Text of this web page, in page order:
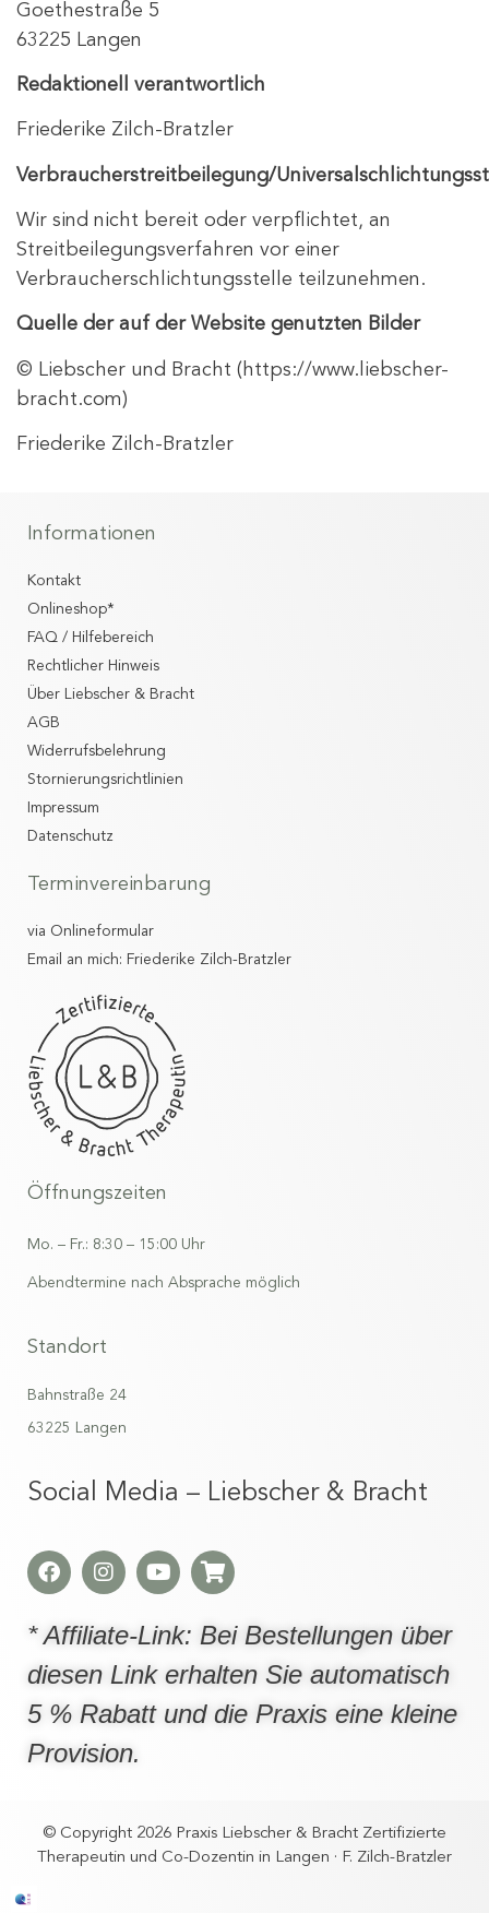
Goethestraße 5
63225 Langen
Redaktionell verantwortlich
Friederike Zilch-Bratzler
Verbraucherstreitbeilegung/
Wir sind nicht bereit oder verpflichtet, an
Streitbeilegungsverfahren vor einer
Verbraucherschlichtungsstelle teilzunehmen.
Quelle der auf der Website genutzten Bilder
© Liebscher und Bracht (https://www.liebscher-
bracht.com)
Friederike Zilch-Bratzler
Informationen
Kontakt
Onlineshop*
FAQ / Hilfebereich
Rechtlicher Hinweis
Über Liebscher & Bracht
AGB
Widerrufsbelehrung
Stornierungsrichtlinien
Impressum
Datenschutz
Terminvereinbarung
via Onlineformular
Email an mich: Friederike Zilch-Bratzler
Öffnungszeiten
Mo. – Fr.: 8:30 – 15:00 Uhr
Abendtermine nach Absprache möglich
Standort
Bahnstraße 24
63225 Langen
Social Media – Liebscher & Bracht
* Affiliate-Link: Bei Bestellungen über
diesen Link erhalten Sie automatisch
5 % Rabatt und die Praxis eine kleine
Provision.
© Copyright 2026 Praxis Liebscher & Bracht Zertifizierte
Therapeutin und Co-Dozentin in Langen · F. Zilch-Bratzler